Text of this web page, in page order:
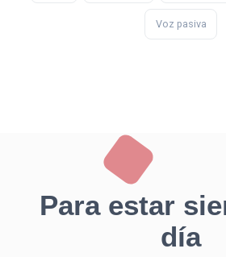
Voz pasiva
Para estar
día